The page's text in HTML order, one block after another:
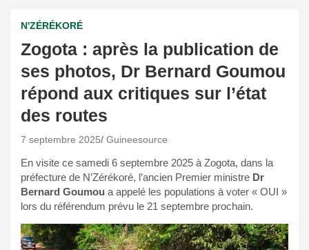
N'ZÉRÉKORÉ
Zogota : après la publication de
ses photos, Dr Bernard Goumou
répond aux critiques sur l’état
des routes
7 septembre 2025 Guineesource
En visite ce samedi 6 septembre 2025 à Zogota, dans la
préfecture de N’Zérékoré, l’ancien Premier ministre Dr
Bernard Goumou a appelé les populations à voter « OUI »
lors du référendum prévu le 21 septembre prochain.